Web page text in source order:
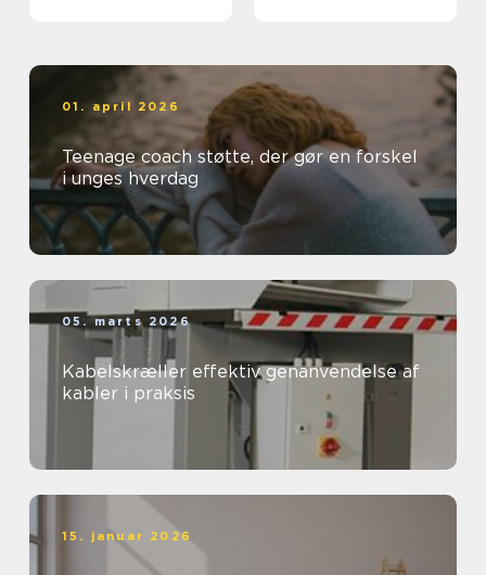
01. april 2026
Teenage coach støtte, der gør en forskel
i unges hverdag
05. marts 2026
Kabelskræller effektiv genanvendelse af
kabler i praksis
15. januar 2026